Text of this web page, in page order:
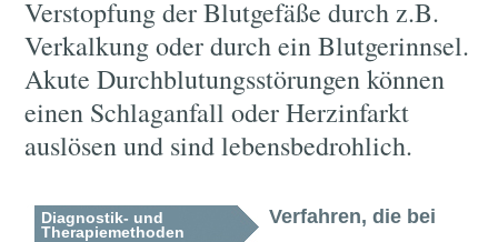
Verstopfung der Blutgefäße durch z.B.
Verkalkung oder durch ein Blutgerinnsel.
Akute Durchblutungsstörungen können
einen Schlaganfall oder Herzinfarkt
auslösen und sind lebensbedrohlich.
Diagnostik- und
Therapiemethoden
Verfahren, die bei